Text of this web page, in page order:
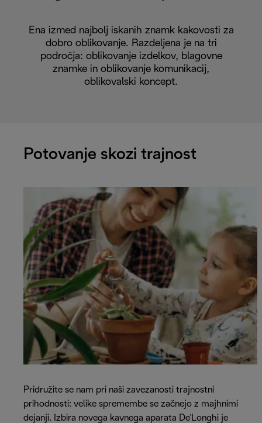
Ena izmed najbolj iskanih znamk kakovosti za
dobro oblikovanje. Razdeljena je na tri
področja: oblikovanje izdelkov, blagovne
znamke in oblikovanje komunikacij,
oblikovalski koncept.
Potovanje skozi trajnost
Pridružite se nam pri naši zavezanosti trajnostni
prihodnosti: velike spremembe se začnejo z majhnimi
dejanji. Izbira novega kavnega aparata De'Longhi je